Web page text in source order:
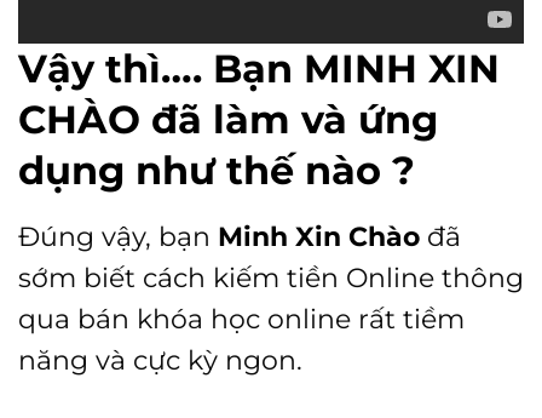
Vậy thì…. Bạn MINH XIN
CHÀO đã làm và ứng
dụng như thế nào ?
Đúng vậy, bạn Minh Xin Chào đã
sớm biết cách kiếm tiền Online thông
qua bán khóa học online rất tiềm
năng và cực kỳ ngon.